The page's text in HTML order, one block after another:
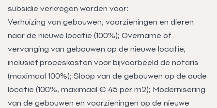
subsidie verkregen worden voor:
Verhuizing van gebouwen, voorzieningen en dieren
naar de nieuwe locatie (100%); Overname of
vervanging van gebouwen op de nieuwe locatie,
inclusief proceskosten voor bijvoorbeeld de notaris
(maximaal 100%); Sloop van de gebouwen op de oude
locatie (100%, maximaal € 45 per m2); Modernisering
van de gebouwen en voorzieningen op de nieuwe